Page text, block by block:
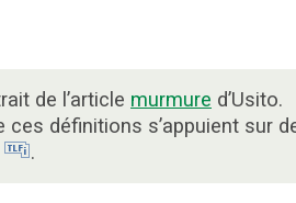
de l’article murmure d’Usito.
ces définitions s’appuient sur
.